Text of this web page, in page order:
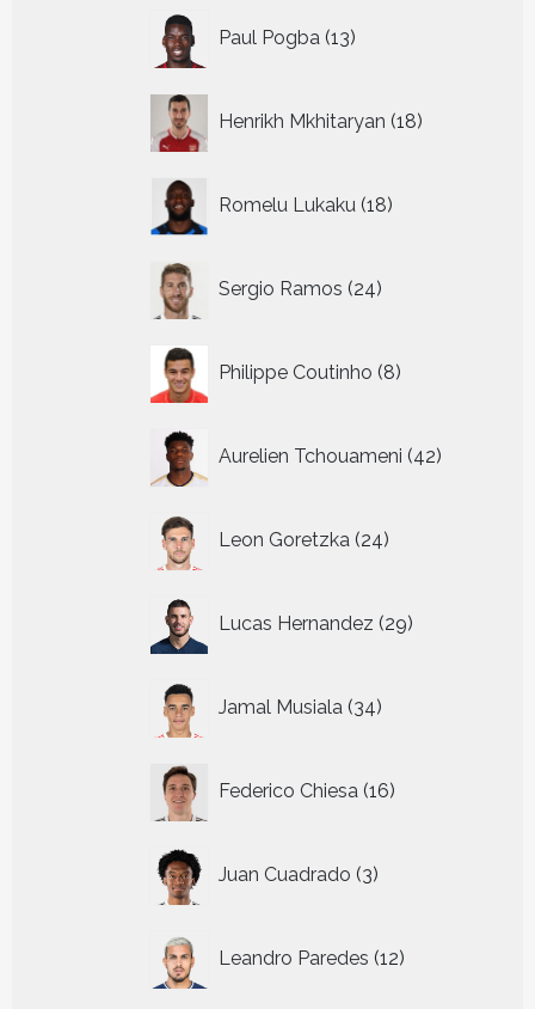
Paul Pogba 13
producten
Henrikh Mkhitaryan 18
producten
Romelu Lukaku 18
producten
Sergio Ramos 24
producten
Philippe Coutinho 8
producten
Aurelien Tchouameni 42
producten
Leon Goretzka 24
producten
Lucas Hernandez 29
producten
Jamal Musiala 34
producten
Federico Chiesa 16
producten
Juan Cuadrado 3
producten
Leandro Paredes 12
producten